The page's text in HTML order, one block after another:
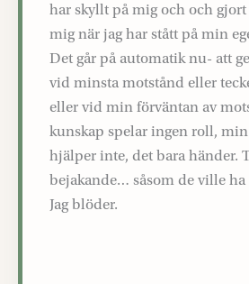
har skyllt på mig och och
mig när jag har stått på min
Det går på automatik nu- att
vid minsta motstånd eller
eller vid min förväntan av
kunskap spelar ingen roll,
hjälper inte, det bara händer.
bejakande… såsom de ville ha
Jag blöder.